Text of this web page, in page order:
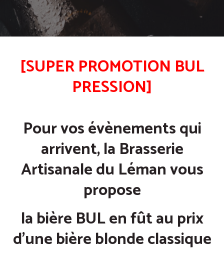
[SUPER PROMOTION BUL
PRESSION]
Pour vos évènements qui
arrivent, la Brasserie
Artisanale du Lémanvous
propose
la bière BUL en fût au prix
d’une bière blonde classique